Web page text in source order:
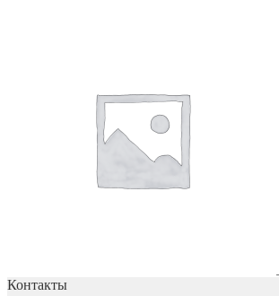
Контакты